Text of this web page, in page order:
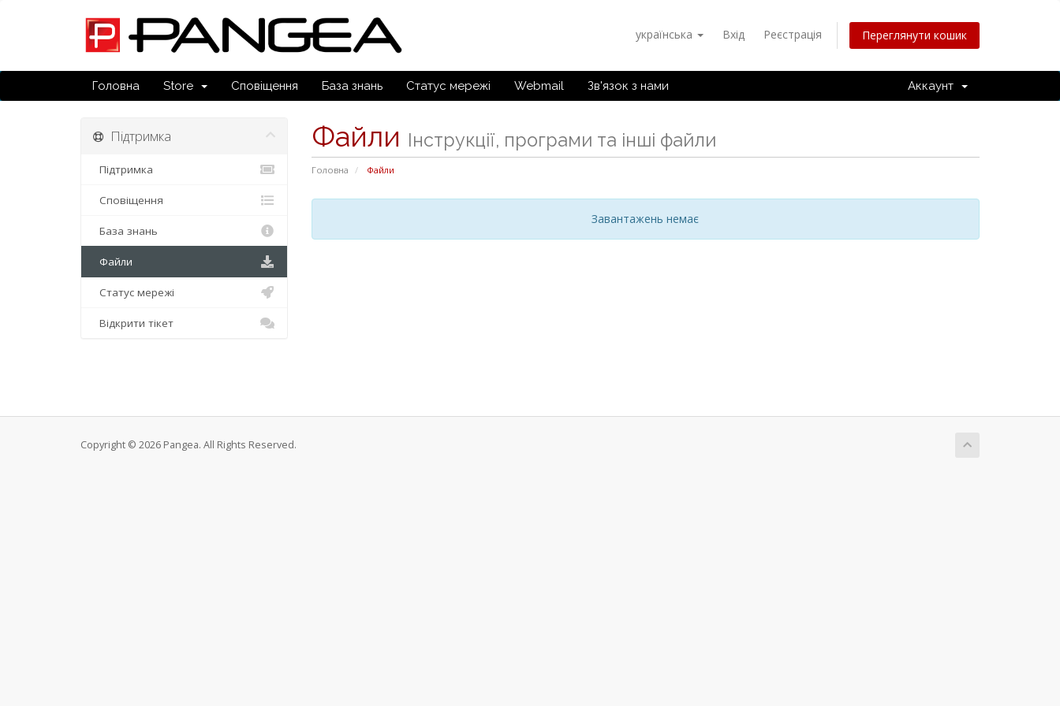
українська Вхід Реєстрація Переглянути кошик
Головна Store Сповіщення База знань Статус мережі Webmail Зв'язок з нами Аккаунт
Файли Інструкції, програми та інші файли
Головна Файли
Завантажень немає
Підтримка
Підтримка
Сповіщення
База знань
Файли
Статус мережі
Відкрити тікет
Copyright © 2026 Pangea. All Rights Reserved.